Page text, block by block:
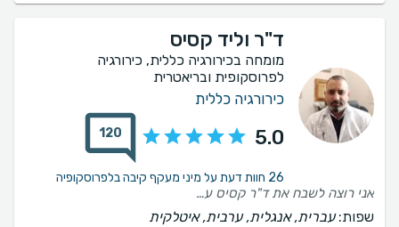
ד"ר וליד קסיס
מומחה בכירורגיה כללית, כירורגיה
לפרוסקופית ובריאטרית
כירורגיה כללית
5.0
120
26 חוות דעת על מיני מעקף קיבה בלפרוסקופיה
אני רוצה לשבח את ד"ר קסיס על אבחנתו המהירה המיון בתוך שעתיים שזה לא יאומן להיות במיון בבדיקות וסיטי וכבר הובלה לחדר ניתוח לניתוח חירום עם הסבר מפורט לי החולה ולמשפחתי באדיבות ומקצועיות שאין כדוגמתה.הניתוח עבר בהצלחה מרובה הודות לידיו ומיומנותו של ד"ר קסיס. בכל שנותיי ואנני צעיר לא פגשתי ברופא מיוחד כל כך עם ידע רב והסבר מפורט עם מאור עיניים. כח לחי ד"ר מי יתן ועוד רופאים יהיו כמוך תודה לאל שזכיתי להיות מטופל שלך. תודה רבה מקרב לב🙏
שפות:עברית, אנגלית, ערבית, איטלקית